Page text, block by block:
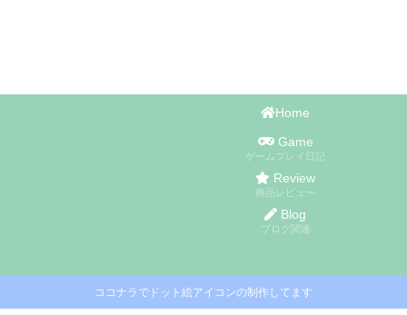
Home
Game
ゲームプレイ日記
Review
商品レビュー
Blog
ブログ関連
ココナラでドット絵アイコンの制作してます